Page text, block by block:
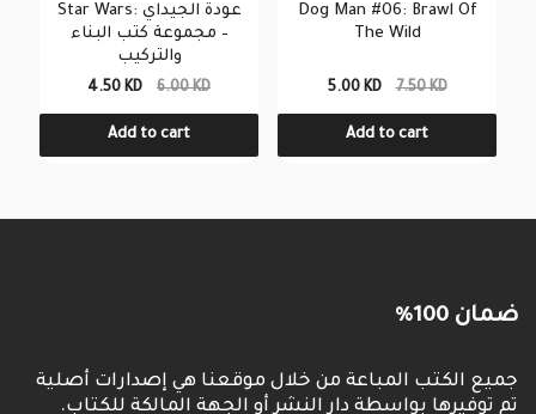
Star Wars: عودة الجيداي
– مجموعة كتب البناء
والتركيب
4.50 KD 6.00 KD
Add to cart
Dog Man #06: Brawl Of
The Wild
5.00 KD 7.50 KD
Add to cart
ضمان 100%
جميع الكتب المباعة من خلال موقعنا هي إصدارات أصلية
تم توفيرها بواسطة دار النشر أو الجهة المالكة للكتاب.